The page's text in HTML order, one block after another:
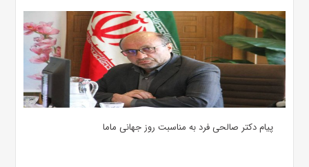
پیام دکتر صالحی فرد به مناسبت روز جهانی ماما